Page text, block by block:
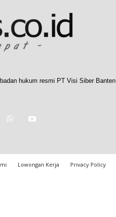
hukum resmi PT Visi Siber Banten
Lowongan Kerja Privacy Policy